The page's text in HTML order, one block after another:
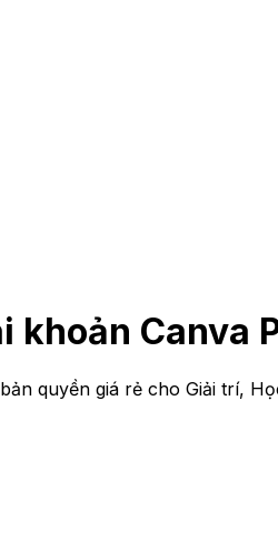
khoản Canva
quyền giá rẻ cho Giải trí,